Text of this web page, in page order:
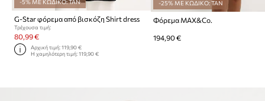
-5% ΜΕ ΚΩΔΙΚΟ: TAN
G-Star φόρεμα από βισκόζη Shirt dress
Τρέχουσα τιμή:
80,99 €
Αρχική τιμή:119,90 €
Η χαμηλότερη τιμή:119,90 €
-25% ΜΕ ΚΩΔΙΚΟ: TAN
Φόρεμα MAX&Co.
194,90 €